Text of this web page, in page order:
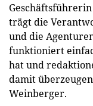
trägt die
und die
funktioniert
hat und
damit
Weinberger.